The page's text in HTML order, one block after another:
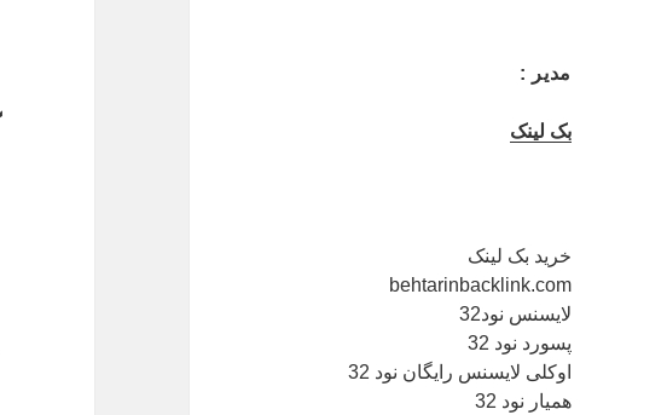
مدیر :
بک لینک
خرید بک لینک
behtarinbacklink.com
لایسنس نود32
پسورد نود 32
اوکلی لایسنس رایگان نود 32
همیار نود 32